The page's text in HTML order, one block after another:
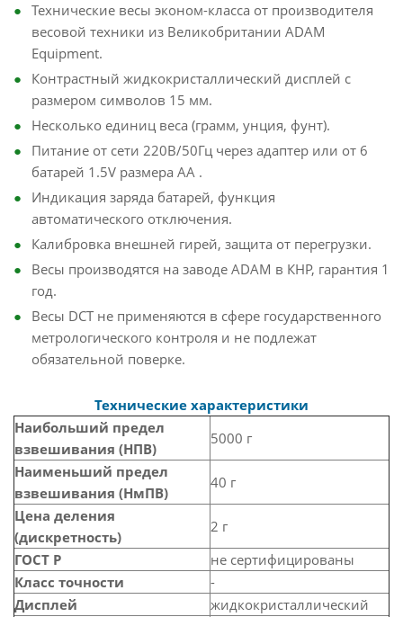
Технические весы эконом-класса от производителя
весовой техники из Великобритании ADAM
Equipment.
Контрастный жидкокристаллический дисплей с
размером символов 15 мм.
Несколько единиц веса (грамм, унция, фунт).
Питание от сети 220В/50Гц через адаптер или от 6
батарей 1.5V размера AA .
Индикация заряда батарей, функция
автоматического отключения.
Калибровка внешней гирей, защита от перегрузки.
Весы производятся на заводе ADAM в КНР, гарантия 1
год.
Весы DCT не применяются в сфере государственного
метрологического контроля и не подлежат
обязательной поверке.
Технические характеристики
Наибольший предел
взвешивания (НПВ)
5000 г
Наименьший предел
взвешивания (НмПВ)
40 г
Цена деления
(дискретность)
2 г
ГОСТ Р
не сертифицированы
Класс точности
-
Дисплей
жидкокристаллический